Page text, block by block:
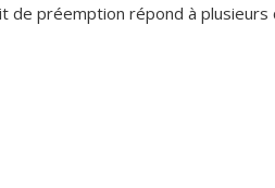
de préemption répond à